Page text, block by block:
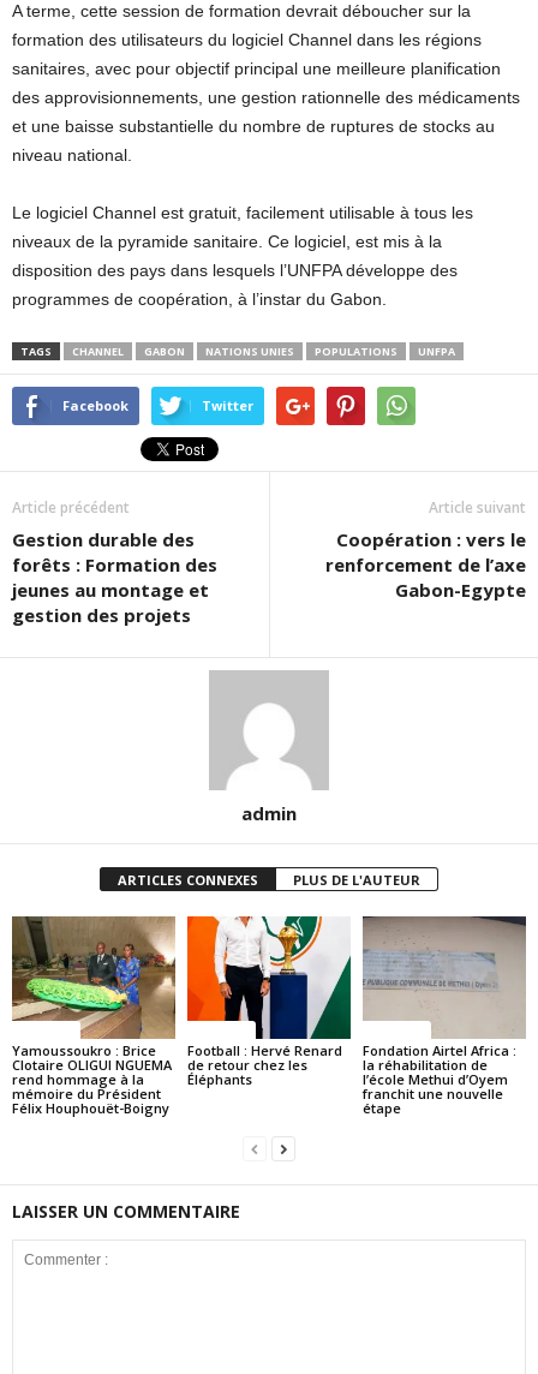
A terme, cette session de formation devrait déboucher sur la
formation des utilisateurs du logiciel Channel dans les régions
sanitaires, avec pour objectif principal une meilleure planification
des approvisionnements, une gestion rationnelle des médicaments
et une baisse substantielle du nombre de ruptures de stocks au
niveau national.
Le logiciel Channel est gratuit, facilement utilisable à tous les
niveaux de la pyramide sanitaire. Ce logiciel, est mis à la
disposition des pays dans lesquels l’UNFPA développe des
programmes de coopération, à l’instar du Gabon.
TAGS CHANNEL GABON NATIONS UNIES POPULATIONS UNFPA
Facebook Twitter
Article précédent
Gestion durable des
forêts : Formation des
jeunes au montage et
gestion des projets
Article suivant
Coopération : vers le
renforcement de l’axe
Gabon-Egypte
admin
ARTICLES CONNEXES PLUS DE L'AUTEUR
Yamoussoukro : Brice
Clotaire OLIGUI NGUEMA
rend hommage à la
mémoire du Président
Félix Houphouët-Boigny
Football : Hervé Renard
de retour chez les
Éléphants
Fondation Airtel Africa :
la réhabilitation de
l’école Methui d’Oyem
franchit une nouvelle
étape
LAISSER UN COMMENTAIRE